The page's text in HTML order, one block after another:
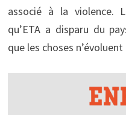
associé à la violence.
qu’ETA a disparu du
que les choses